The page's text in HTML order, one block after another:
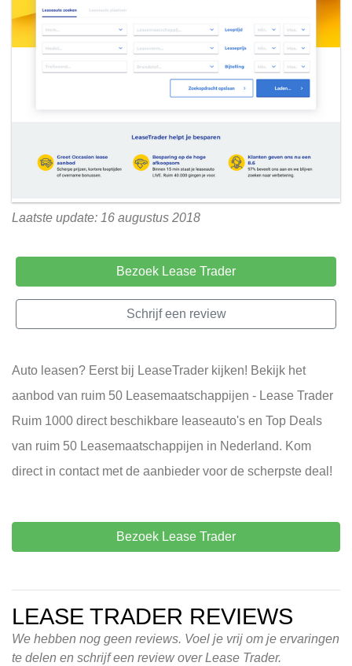
Laatste update: 16 augustus 2018
Bezoek Lease Trader
Schrijf een review
Auto leasen? Eerst bij LeaseTrader kijken! Bekijk het
aanbod van ruim 50 Leasemaatschappijen - Lease Trader
Ruim 1000 direct beschikbare leaseauto's en Top Deals
van ruim 50 Leasemaatschappijen in Nederland. Kom
direct in contact met de aanbieder voor de scherpste deal!
Bezoek Lease Trader
LEASE TRADER REVIEWS
We hebben nog geen reviews. Voel je vrij om je ervaringen
te delen en schrijf een review over Lease Trader.